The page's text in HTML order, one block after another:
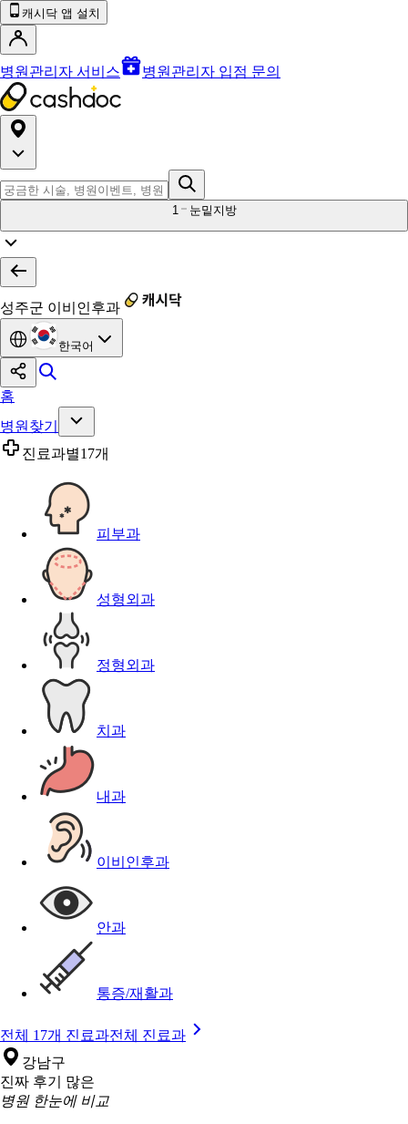
캐시닥 앱 설치
병원관리자 서비스 병원관리자 입점 문의
1 눈밑지방
성주군 이비인후과
한국어
홈
병원찾기
진료과별17개
피부과
성형외과
정형외과
치과
내과
이비인후과
안과
통증/재활과
전체 17개 진료과전체 진료과
강남구
진짜 후기 많은
병원 한눈에 비교